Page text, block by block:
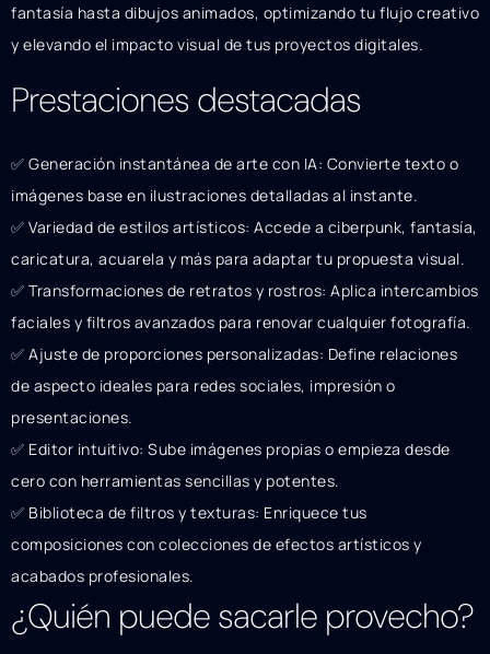
fantasía hasta dibujos animados, optimizando tu flujo creativo
y elevando el impacto visual de tus proyectos digitales.
Prestaciones destacadas
✅ Generación instantánea de arte con IA: Convierte texto o
imágenes base en ilustraciones detalladas al instante.
✅ Variedad de estilos artísticos: Accede a ciberpunk, fantasía,
caricatura, acuarela y más para adaptar tu propuesta visual.
✅ Transformaciones de retratos y rostros: Aplica intercambios
faciales y filtros avanzados para renovar cualquier fotografía.
✅ Ajuste de proporciones personalizadas: Define relaciones
de aspecto ideales para redes sociales, impresión o
presentaciones.
✅ Editor intuitivo: Sube imágenes propias o empieza desde
cero con herramientas sencillas y potentes.
✅ Biblioteca de filtros y texturas: Enriquece tus
composiciones con colecciones de efectos artísticos y
acabados profesionales.
¿Quién puede sacarle provecho?